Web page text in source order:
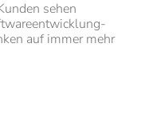
sehen
auf immer mehr